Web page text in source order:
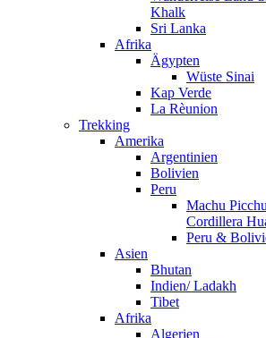
Khalk
Sri Lanka
Afrika
Ägypten
Wüste Sinai
Kap Verde
La Rèunion
Trekking
Amerika
Argentinien
Bolivien
Peru
Machu
Cordillera
Peru &
Asien
Bhutan
Indien/ Ladakh
Tibet
Afrika
Algerien